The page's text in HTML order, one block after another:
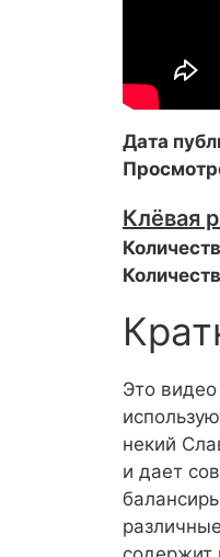
Дата
Клёвая
Это
некий
и дает